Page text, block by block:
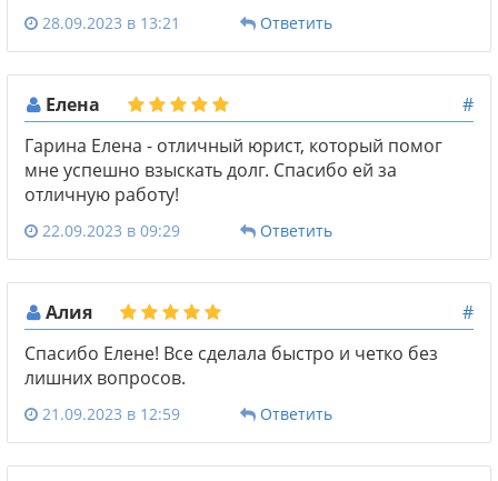
28.09.2023 в 13:21 Ответить
Елена
#
Гарина Елена - отличный юрист, который помог
мне успешно взыскать долг. Спасибо ей за
отличную работу!
22.09.2023 в 09:29 Ответить
Алия
#
Спасибо Елене! Все сделала быстро и четко без
лишних вопросов.
21.09.2023 в 12:59 Ответить